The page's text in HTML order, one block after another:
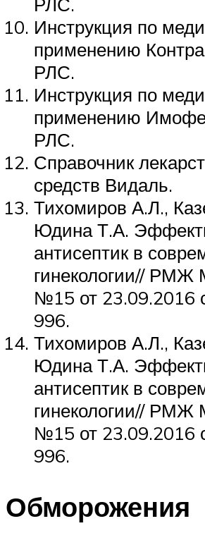
Инструкция по
применению
РЛС.
Инструкция по
применению
РЛС.
Справочник
средств Видаль.
Тихомиров А.Л.,
Юдина Т.А.
антисептик в
гинекологии// РМЖ
№15 от 23.09.2016
996.
Тихомиров А.Л.,
Юдина Т.А.
антисептик в
гинекологии// РМЖ
№15 от 23.09.2016
996.
Обморожения